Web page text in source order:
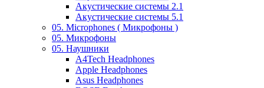
Акустические системы 2.1
Акустические системы 5.1
05. Microphones ( Микрофоны )
05. Микрофоны
05. Наушники
A4Tech Headphones
Apple Headphones
Asus Headphones